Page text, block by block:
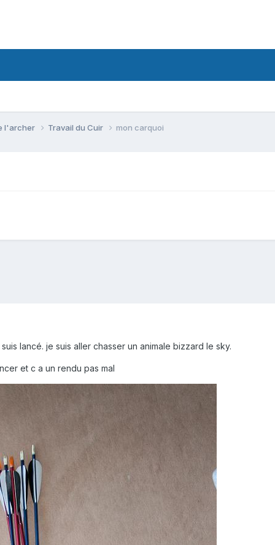
l'archer Travail du Cuir mon carquoi
lancé. je suis aller chasser un animale bizzard le sky.
et c a un rendu pas mal